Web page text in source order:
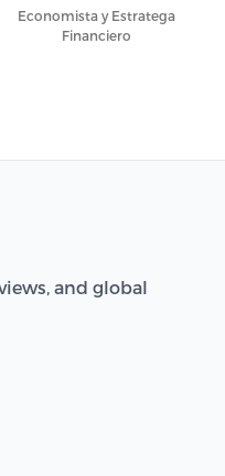
Economista y Estratega
Financiero
and global